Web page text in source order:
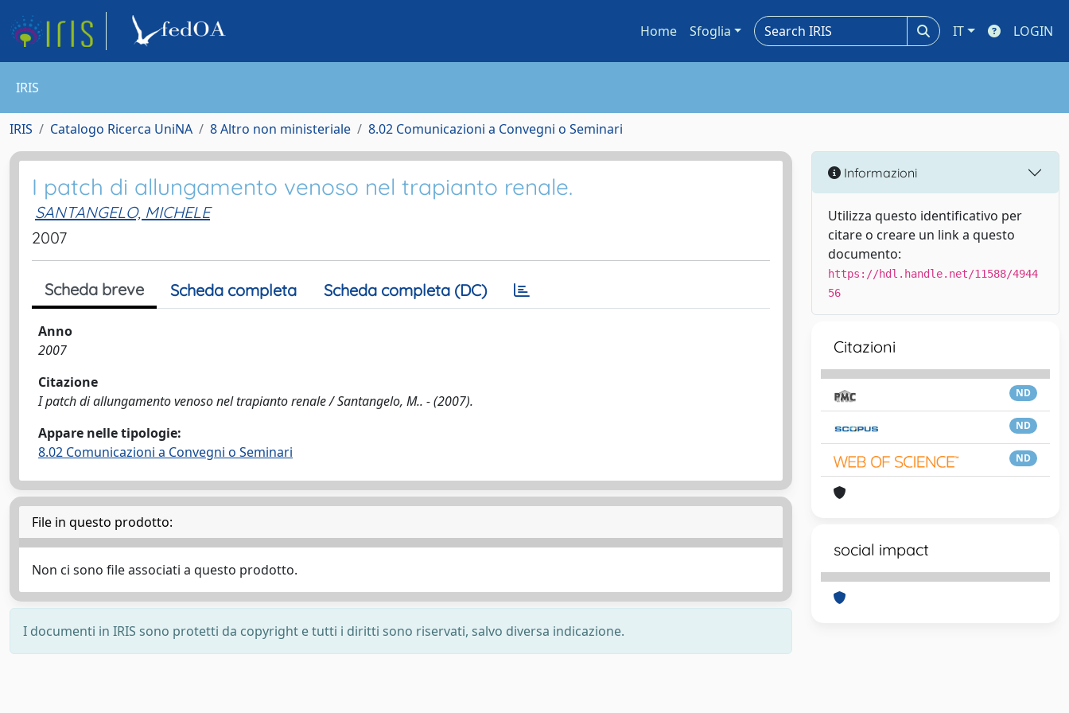
Home Sfoglia IT LOGIN
IRIS
IRIS Catalogo Ricerca UniNA 8 Altro non ministeriale 8.02 Comunicazioni a Convegni o Seminari
I patch di allungamento venoso nel trapianto renale.
SANTANGELO, MICHELE
2007
Scheda breve Scheda completa Scheda completa (DC)
Anno
2007
Citazione
I patch di allungamento venoso nel trapianto renale / Santangelo, M.. - (2007).
Appare nelle tipologie:
8.02 Comunicazioni a Convegni o Seminari
File in questo prodotto:
Non ci sono file associati a questo prodotto.
I documenti in IRIS sono protetti da copyright e tutti i diritti sono riservati, salvo diversa indicazione.
Informazioni
Utilizza questo identificativo per
citare o creare un link a questo
documento:
https://hdl.handle.net/11588/4944
56
Citazioni
ND
ND
ND
social impact